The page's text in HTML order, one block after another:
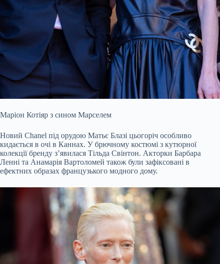
Маріон Котіяр з сином Марселем
Новий Chanel під орудою Матьє Блазі цьогоріч особливо
кидається в очі в Каннах. У брючному костюмі з кутюрної
колекції бренду з’явилася Тільда Свінтон. Акторки Барбара
Ленні та Анамарія Вартоломей також були зафіксовані в
ефектних образах французького модного дому.